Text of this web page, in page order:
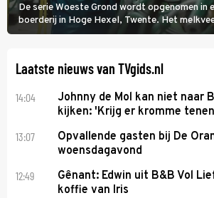
De serie Woeste Grond wordt opgenomen in
boerderij in Hoge Hexel, Twente. Het
koeien moest sluiten, omdat het dicht bij
Laatste nieuws van TVgids.nl
14:04
Johnny de Mol kan niet naar
kijken: 'Krijg er kromme
13:07
Opvallende gasten bij De
woensdagavond
12:49
Gênant: Edwin uit B&B Vol
koffie van Iris